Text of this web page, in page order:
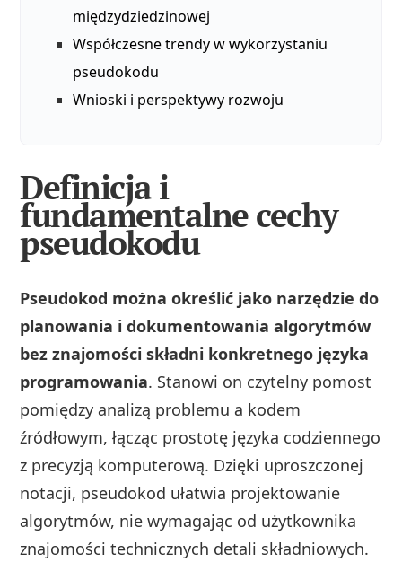
międzydziedzinowej
Współczesne trendy w wykorzystaniu
pseudokodu
Wnioski i perspektywy rozwoju
Definicja i
fundamentalne cechy
pseudokodu
Pseudokod można określić jako narzędzie do
planowania i dokumentowania algorytmów
bez znajomości składni konkretnego języka
programowania. Stanowi on czytelny pomost
pomiędzy analizą problemu a kodem
źródłowym, łącząc prostotę języka codziennego
z precyzją komputerową. Dzięki uproszczonej
notacji, pseudokod ułatwia projektowanie
algorytmów, nie wymagając od użytkownika
znajomości technicznych detali składniowych.